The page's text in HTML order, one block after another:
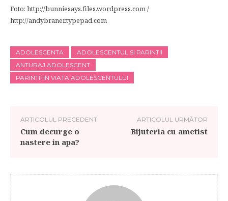
Foto: http://bunniesays.files.wordpress.com /
http://andybraner.typepad.com
ADOLESCENTA
ADOLESCENTUL SI PARINTII
ANTURAJ ADOLESCENT
PARINTII IN VIATA ADOLESCENTULUI
ARTICOLUL PRECEDENT
Cum decurge o
nastere in apa?
ARTICOLUL URMĂTOR
Bijuteria cu ametist